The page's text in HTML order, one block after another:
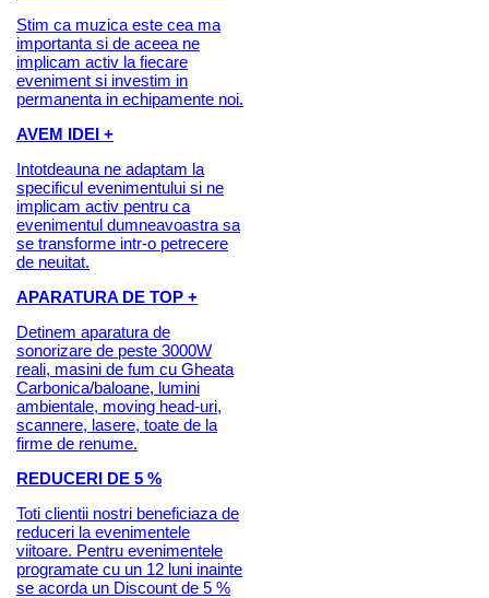
Stim ca muzica este cea ma
importanta si de aceea ne
implicam activ la fiecare
eveniment si investim in
permanenta in echipamente noi.
AVEM IDEI +
Intotdeauna ne adaptam la
specificul evenimentului si ne
implicam activ pentru ca
evenimentul dumneavoastra sa
se transforme intr-o petrecere
de neuitat.
APARATURA DE TOP +
Detinem aparatura de
sonorizare de peste 3000W
reali, masini de fum cu Gheata
Carbonica/baloane, lumini
ambientale, moving head-uri,
scannere, lasere, toate de la
firme de renume.
REDUCERI DE 5 %
Toti clientii nostri beneficiaza de
reduceri la evenimentele
viitoare. Pentru evenimentele
programate cu un 12 luni inainte
se acorda un Discount de 5 %